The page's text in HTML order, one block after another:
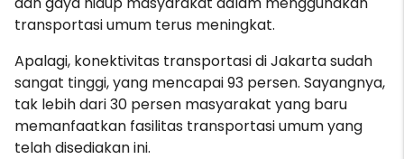
transportasi umum terus meningkat.
Apalagi, konektivitas transportasi di Jakarta sudah
sangat tinggi, yang mencapai 93 persen. Sayangnya,
tak lebih dari 30 persen masyarakat yang baru
memanfaatkan fasilitas transportasi umum yang
telah disediakan ini.